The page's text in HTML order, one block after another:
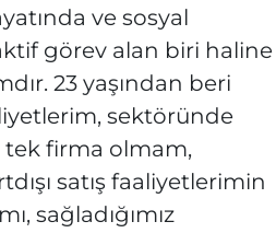
ve sosyal
görev alan biri haline
23 yaşından beri
sektöründe
tek firma olmam,
satış faaliyetlerimin
sağladığımız